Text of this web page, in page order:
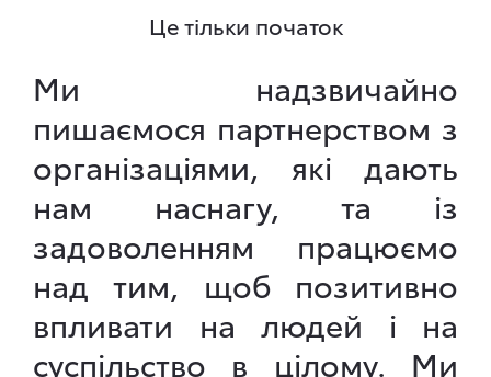
Це тільки початок
Ми надзвичайно
пишаємося партнерством з
організаціями, які дають
нам наснагу, та із
задоволенням працюємо
над тим, щоб позитивно
впливати на людей і на
суспільство в цілому. Ми